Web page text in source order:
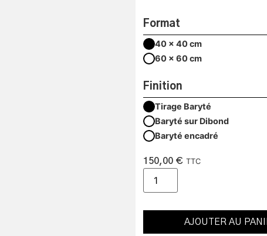
Format
40 x 40 cm
60 x 60 cm
Finition
Tirage Baryté
Baryté sur Dibond
Baryté encadré
150,00 € TTC
AJOUTER AU